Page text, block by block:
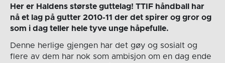
Her er Haldens største guttelag! TTIF håndball har
nå et lag på gutter 2010-11 der det spirer og gror og
som i dag teller hele tyve unge håpefulle.
Denne herlige gjengen har det gøy og sosialt og
flere av dem har nok som ambisjon om en dag ende